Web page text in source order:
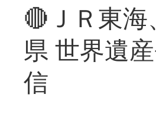
🔴ＪＲ東
県 世界遺
信